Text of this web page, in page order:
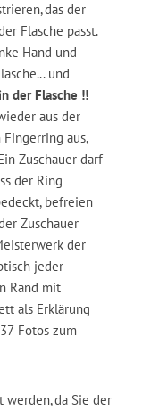
das der
Flasche passt.
Hand und
und
der Flasche !!
aus der
aus,
Zuschauer darf
der Ring
befreien
Zuschauer
der
jeder
Rand mit
als Erklärung
Fotos zum
da Sie der